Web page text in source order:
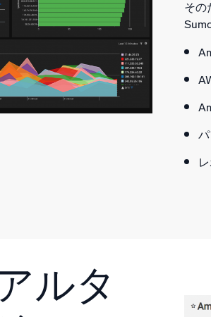
その
ルタ